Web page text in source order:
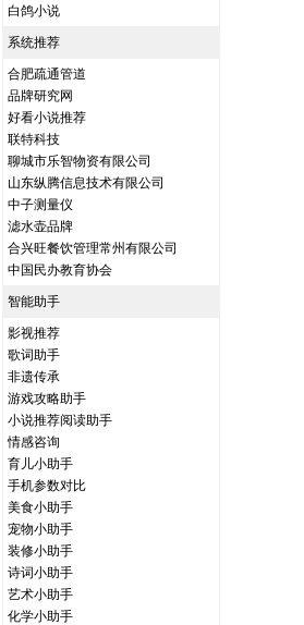
白鸽小说
系统推荐
合肥疏通管道
品牌研究网
好看小说推荐
联特科技
聊城市乐智物资有限公司
山东纵腾信息技术有限公司
中子测量仪
滤水壶品牌
合兴旺餐饮管理常州有限公司
中国民办教育协会
智能助手
影视推荐
歌词助手
非遗传承
游戏攻略助手
小说推荐阅读助手
情感咨询
育儿小助手
手机参数对比
美食小助手
宠物小助手
装修小助手
诗词小助手
艺术小助手
化学小助手